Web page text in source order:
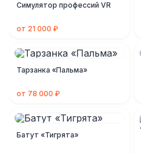
Симулятор профессий VR
от 21 000 ₽
Тарзанка «Пальма»
от 78 000 ₽
Батут «Тигрята»